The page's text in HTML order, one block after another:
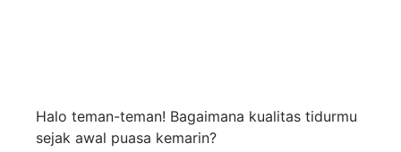
Halo teman-teman! Bagaimana kualitas tidurmu
sejak awal puasa kemarin?